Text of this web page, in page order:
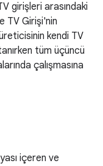
girişleri arasındaki
TV Girişi'nin
kendi TV
tüm üçüncü
çalışmasına
içeren ve